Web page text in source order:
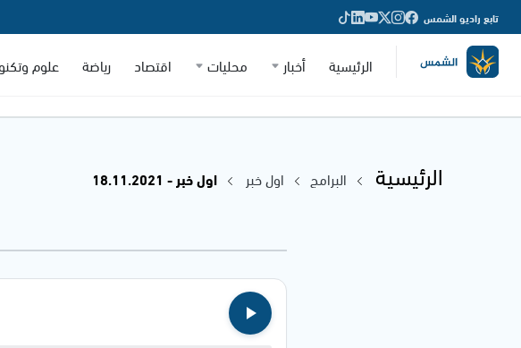
تابع راديو الشمس
الرئيسية أخبار محليات اقتصاد رياضة علوم
الرئيسية البرامج اول خبر
اول خبر - 18.11.2021